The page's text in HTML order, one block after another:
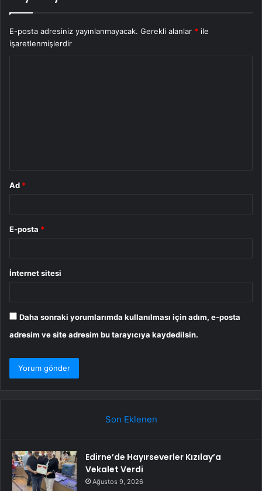
E-posta adresiniz yayınlanmayacak. Gerekli alanlar * ile
işaretlenmişlerdir
Ad *
E-posta *
İnternet sitesi
Daha sonraki yorumlarımda kullanılması için adım, e-posta
adresim ve site adresim bu tarayıcıya kaydedilsin.
Son Eklenen
Edirne’de Hayırseverler Kızılay’a
Vekalet Verdi
Ağustos 9, 2026